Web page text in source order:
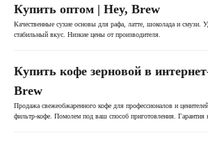
Купить оптом | Hey, Brew
Качественные сухие основы для рафа, латте, шоколада и смузи.
стабильный вкус. Низкие цены от производителя.
Купить кофе зерновой в
Brew
Продажа свежеобжаренного кофе для профессионалов и
фильтр-кофе. Помолем под ваш способ приготовления. Гарантия